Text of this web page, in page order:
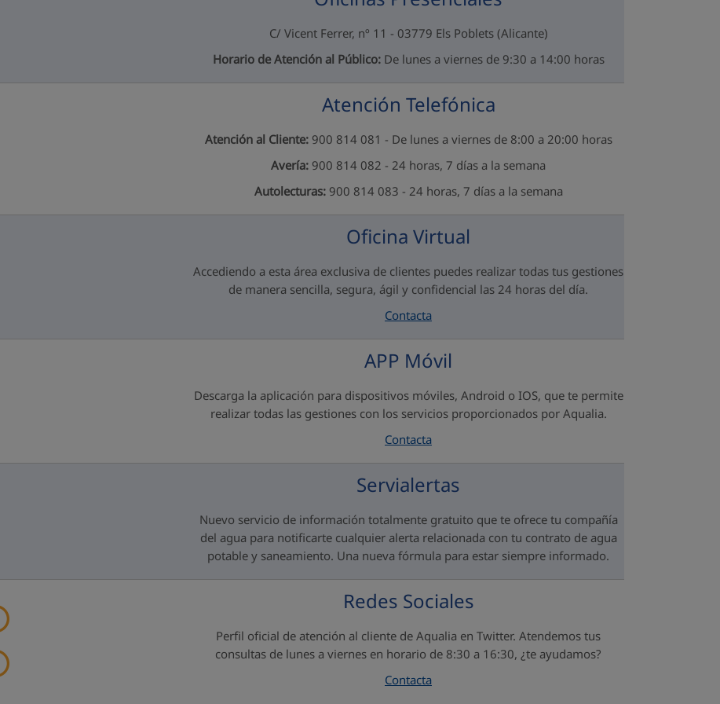
C/ Vicent Ferrer, nº 11 - 03779 Els Poblets (Alicante)
Horario de Atención al Público:De lunes a viernes de 9:30 a 14:00 horas
Atención Telefónica
Atención al Cliente:900 814 081 - De lunes a viernes de 8:00 a 20:00 horas
Avería: 900 814 082 - 24 horas, 7 días a la semana
Autolecturas:900 814 083 - 24 horas, 7 días a la semana
Oficina Virtual
Accediendo a esta área exclusiva de clientes puedes realizar todas tus gestiones
de manera sencilla, segura, ágil y confidencial las 24 horas del día.
Contacta
APP Móvil
Descarga la aplicación para dispositivos móviles, Android o IOS, que te permite
realizar todas las gestiones con los servicios proporcionados por Aqualia.
Contacta
Servialertas
Nuevo servicio de información totalmente gratuito que te ofrece tu compañía
del agua para notificarte cualquier alerta relacionada con tu contrato de agua
potable y saneamiento. Una nueva fórmula para estar siempre informado.
Redes Sociales
Perfil oficial de atención al cliente de Aqualia en Twitter. Atendemos tus
consultas de lunes a viernes en horario de 8:30 a 16:30, ¿te ayudamos?
Contacta